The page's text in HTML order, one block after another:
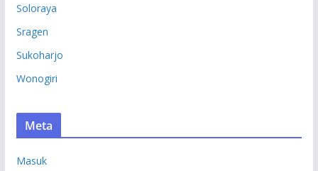
Soloraya
Sragen
Sukoharjo
Wonogiri
Meta
Masuk